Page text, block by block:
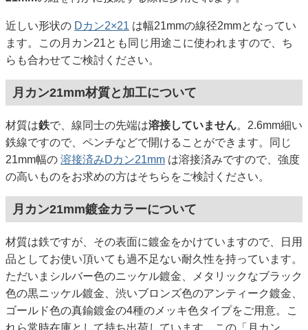
近しい形状の Dカン2×21 は幅21mmの線径2mmとなってい
ます。この月カン21とも同じ用途こに使われますので、ち
らも合わせてご検討ください。
月カン21mm材質と加工について
材質は鉄で、線同士の先端は溶接していません。2.6mm細い
鉄線ですので、ペンチなどで開けることができます。同じ
21mm幅の 溶接済みDカン21mm は溶接済みですので、強度
の高いものをお求めの方はそちらをご検討ください。
月カン21mm鍍金カラーについて
材質は鉄ですが、その表面に鍍金をかけていますので、日用
品としてお使い頂いても過不足ない耐久性を持っています。
ただいまシルバー色のニッケル鍍金、メタリックなブラック
色の黒ニッケル鍍金、渋いブロンズ色のアンティーク鍍金、
ゴールド色の真鍮鍍金の4種のメッキ色タイプをご用意。こ
れら常時在庫として持ち出荷しています。この「月カン